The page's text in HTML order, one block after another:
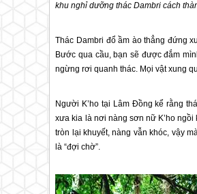
khu nghỉ dưỡng thác Dambri cách
Thác Dambri đổ ầm ào thẳng đứng
Bước qua cầu, bạn sẽ được đắm
ngừng rơi quanh thác. Mọi vật xung
Người K’ho tại Lâm Đồng kể rằng
xưa kia là nơi nàng sơn nữ K’ho
tròn lại khuyết, nàng vẫn khóc, vậy
là “đợi chờ”.